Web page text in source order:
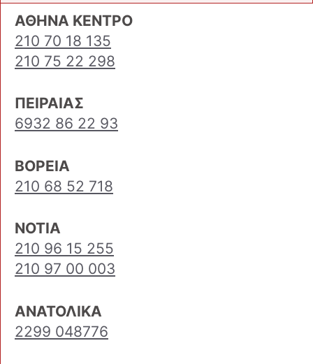
ΑΘΗΝΑ ΚΕΝΤΡΟ
210 70 18 135
210 75 22 298
ΠΕΙΡΑΙΑΣ
6932 86 22 93
ΒΟΡΕΙΑ
210 68 52 718
ΝΟΤΙΑ
210 96 15 255
210 97 00 003
ΑΝΑΤΟΛΙΚΑ
2299 048776